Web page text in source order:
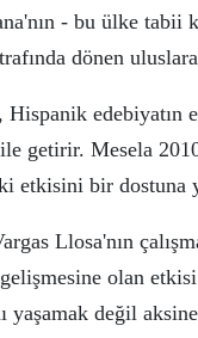
- bu ülke tabii
dönen
Hispanik edebiyatın
getirir. Mesela
etkisini bir dostuna
Llosa'nın
olan
yaşamak değil aksine